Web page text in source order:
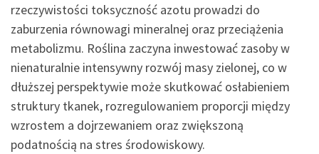
rzeczywistości toksyczność azotu prowadzi do
zaburzenia równowagi mineralnej oraz przeciążenia
metabolizmu. Roślina zaczyna inwestować zasoby w
nienaturalnie intensywny rozwój masy zielonej, co w
dłuższej perspektywie może skutkować osłabieniem
struktury tkanek, rozregulowaniem proporcji między
wzrostem a dojrzewaniem oraz zwiększoną
podatnością na stres środowiskowy.